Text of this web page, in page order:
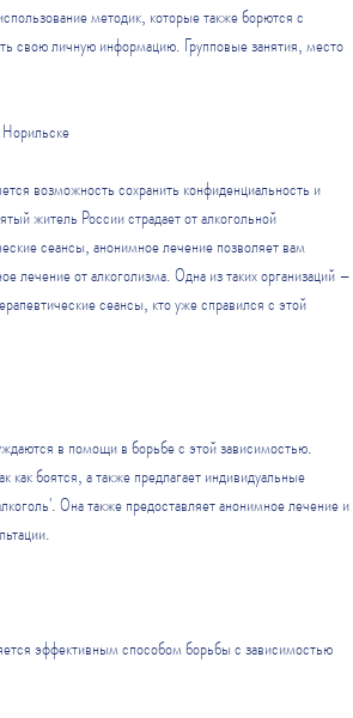
методик, которые также борются с
свою личную информацию. Групповые занятия, место
возможность сохранить конфиденциальность и
житель России страдает от алкогольной
сеансы, анонимное лечение позволяет вам
от алкоголизма. Одна из таких организаций –
сеансы, кто уже справился с этой
в помощи в борьбе с этой зависимостью.
боятся, а также предлагает индивидуальные
Она также предоставляет анонимное лечение и
эффективным способом борьбы с зависимостью